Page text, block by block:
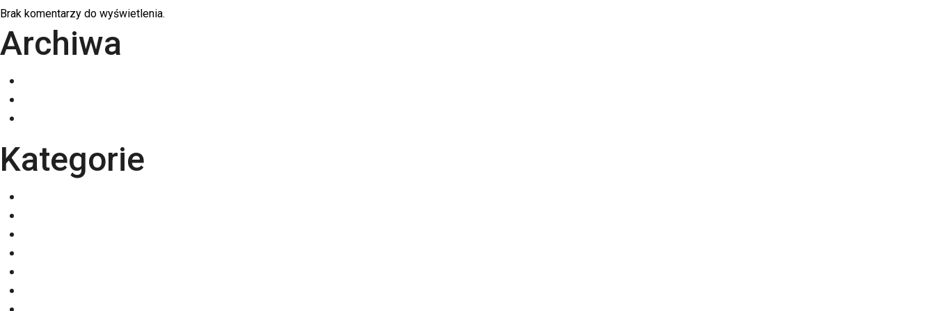
Brak komentarzy do wyświetlenia.
Archiwa
Kategorie